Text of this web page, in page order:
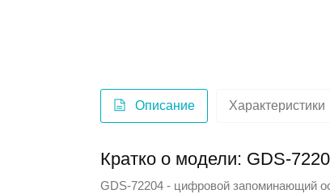
Описание Характеристики
Кратко о модели: GDS-
GDS-72204 - цифровой запоминающий